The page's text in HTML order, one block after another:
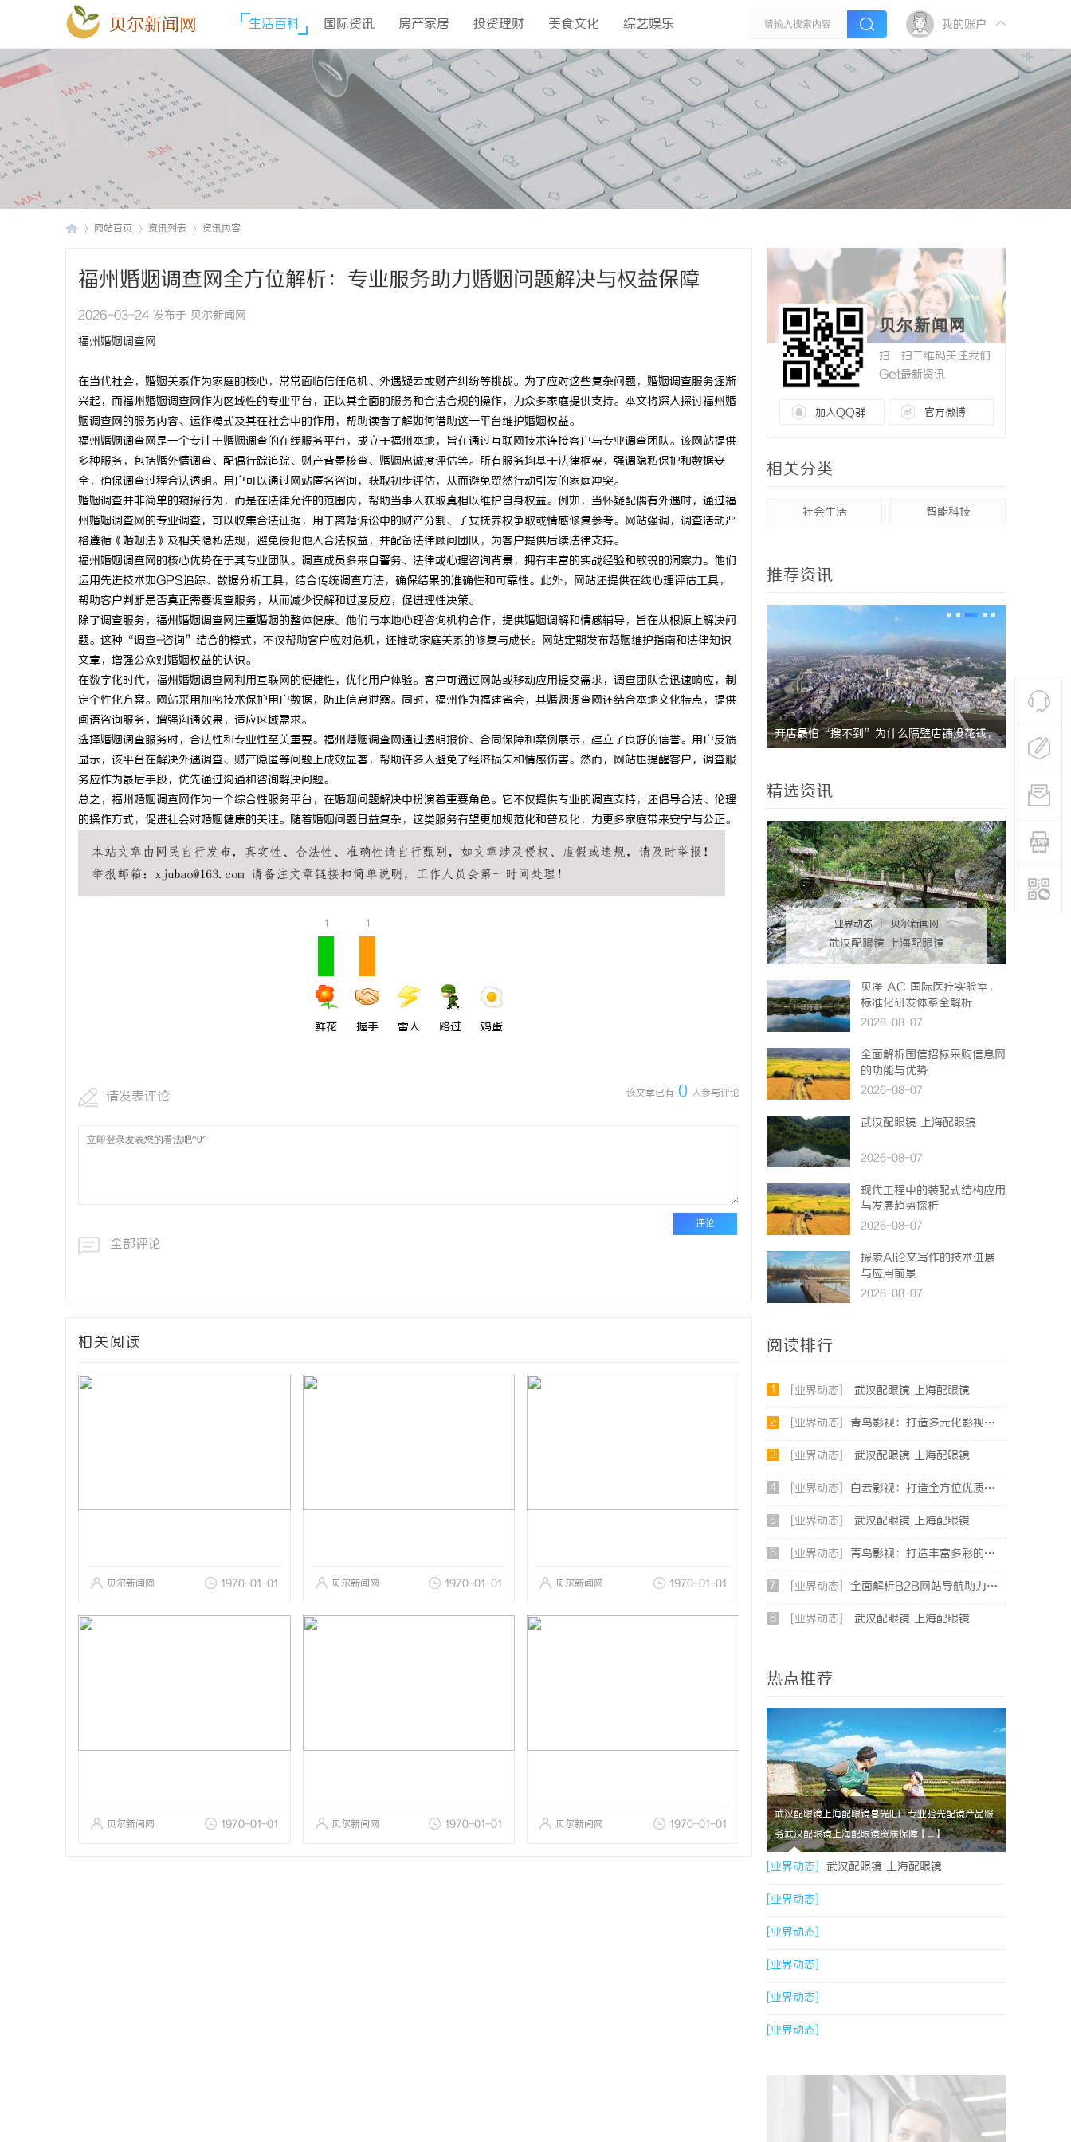
贝尔新闻网 生活百科 国际资讯 房产家居 投资理财 美食文化 综艺娱乐 我的账户
网站首页 资讯列表 资讯内容
福州婚姻调查网全方位解析：专业服务助力婚姻问题解决与权益保障
2026-03-24 发布于 贝尔新闻网
福州婚姻调查网
在当代社会，婚姻关系作为家庭的核心，常常面临信任危机、外遇疑云或财产纠纷等挑战。为了应对这些复杂问题，婚姻调查服务逐渐
兴起，而福州婚姻调查网作为区域性的专业平台，正以其全面的服务和合法合规的操作，为众多家庭提供支持。本文将深入探讨福州婚
姻调查网的服务内容、运作模式及其在社会中的作用，帮助读者了解如何借助这一平台维护婚姻权益。
福州婚姻调查网是一个专注于婚姻调查的在线服务平台，成立于福州本地，旨在通过互联网技术连接客户与专业调查团队。该网站提供
多种服务，包括婚外情调查、配偶行踪追踪、财产背景核查、婚姻忠诚度评估等。所有服务均基于法律框架，强调隐私保护和数据安
全，确保调查过程合法透明。用户可以通过网站匿名咨询，获取初步评估，从而避免贸然行动引发的家庭冲突。
婚姻调查并非简单的窥探行为，而是在法律允许的范围内，帮助当事人获取真相以维护自身权益。例如，当怀疑配偶有外遇时，通过福
州婚姻调查网的专业调查，可以收集合法证据，用于离婚诉讼中的财产分割、子女抚养权争取或情感修复参考。网站强调，调查活动严
格遵循《婚姻法》及相关隐私法规，避免侵犯他人合法权益，并配备法律顾问团队，为客户提供后续法律支持。
福州婚姻调查网的核心优势在于其专业团队。调查成员多来自警务、法律或心理咨询背景，拥有丰富的实战经验和敏锐的洞察力。他们
运用先进技术如GPS追踪、数据分析工具，结合传统调查方法，确保结果的准确性和可靠性。此外，网站还提供在线心理评估工具，
帮助客户判断是否真正需要调查服务，从而减少误解和过度反应，促进理性决策。
除了调查服务，福州婚姻调查网注重婚姻的整体健康。他们与本地心理咨询机构合作，提供婚姻调解和情感辅导，旨在从根源上解决问
题。这种“调查-咨询”结合的模式，不仅帮助客户应对危机，还推动家庭关系的修复与成长。网站定期发布婚姻维护指南和法律知识
文章，增强公众对婚姻权益的认识。
在数字化时代，福州婚姻调查网利用互联网的便捷性，优化用户体验。客户可通过网站或移动应用提交需求，调查团队会迅速响应，制
定个性化方案。网站采用加密技术保护用户数据，防止信息泄露。同时，福州作为福建省会，其婚姻调查网还结合本地文化特点，提供
闽语咨询服务，增强沟通效果，适应区域需求。
选择婚姻调查服务时，合法性和专业性至关重要。福州婚姻调查网通过透明报价、合同保障和案例展示，建立了良好的信誉。用户反馈
显示，该平台在解决外遇调查、财产隐匿等问题上成效显著，帮助许多人避免了经济损失和情感伤害。然而，网站也提醒客户，调查服
务应作为最后手段，优先通过沟通和咨询解决问题。
总之，福州婚姻调查网作为一个综合性服务平台，在婚姻问题解决中扮演着重要角色。它不仅提供专业的调查支持，还倡导合法、伦理
的操作方式，促进社会对婚姻健康的关注。随着婚姻问题日益复杂，这类服务有望更加规范化和普及化，为更多家庭带来安宁与公正。
1
鲜花
1
握手 雷人 路过 鸡蛋
该文章已有 0 人参与评论
请发表评论
评论
全部评论
相关阅读
贝尔新闻网 1970-01-01 贝尔新闻网 1970-01-01 贝尔新闻网 1970-01-01
贝尔新闻网 1970-01-01 贝尔新闻网 1970-01-01 贝尔新闻网 1970-01-01
贝尔新闻网
扫一扫二维码关注我们
Get最新资讯
加入QQ群 官方微博
相关分类
社会生活 智能科技
推荐资讯
330FE20耐磨改性颗粒：提升工程材料性能
的秘密武器
揭秘！专业充电桩项目软件开发商，究竟藏着
哪些行业秘诀？
开店最怕“搜不到”为什么隔壁店铺没花钱， 全面解析
造高效信
精选资讯
业界动态 | 贝尔新闻网
武汉配眼镜 上海配眼镜
贝净 AC 国际医疗实验室，
标准化研发体系全解析
2026-08-07
全面解析国信招标采购信息网
的功能与优势
2026-08-07
武汉配眼镜 上海配眼镜
2026-08-07
现代工程中的装配式结构应用
与发展趋势探析
2026-08-07
探索AI论文写作的技术进展
与应用前景
2026-08-07
阅读排行
1 [业界动态] 武汉配眼镜 上海配眼镜
2 [业界动态] 青鸟影视：打造多元化影视娱乐生态的先锋平台
3 [业界动态] 武汉配眼镜 上海配眼镜
4 [业界动态] 白云影视：打造全方位优质影视内容生态体系的先锋力量
5 [业界动态] 武汉配眼镜 上海配眼镜
6 [业界动态] 青鸟影视：打造丰富多彩的视听盛宴新平台
7 [业界动态] 全面解析B2B网站导航助力企业高效对接商机
8 [业界动态] 武汉配眼镜 上海配眼镜
热点推荐
武汉配眼镜上海配眼镜暮光ILIT专业验光配镜产品服
务武汉配眼镜上海配眼镜资质保障【....】
[业界动态] 武汉配眼镜 上海配眼镜
[业界动态]
[业界动态]
[业界动态]
[业界动态]
[业界动态]